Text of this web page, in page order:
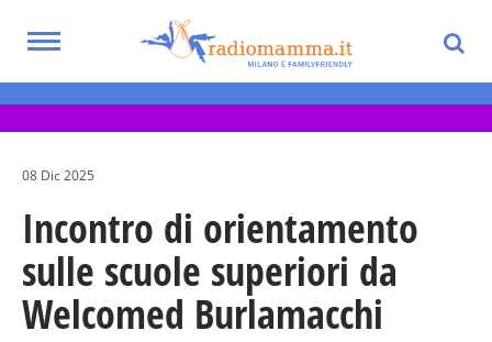
main
Toggle
Eventi per bambini, ragazzi e adolescenti
nella Città Metropolitana di Milano
08 Dic 2025
Incontro di orientamento
sulle scuole superiori da
Welcomed Burlamacchi